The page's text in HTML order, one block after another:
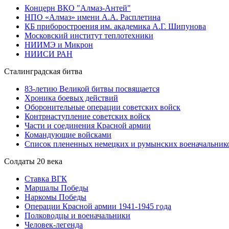
Концерн ВКО "Алмаз-Антей"
НПО «Алмаз» имени А.А. Расплетина
КБ приборостроения им. академика А.Г. Шипунова
Московский институт теплотехники
НИИМЭ и Микрон
НИИСИ РАН
Сталинградская битва
83-летию Великой битвы посвящается
Хроника боевых действий
Оборонительные операции советских войск
Контрнаступление советских войск
Части и соединения Красной армии
Командующие войсками
Список плененных немецких и румынских
Солдаты 20 века
Ставка ВГК
Маршалы Победы
Наркомы Победы
Операции Красной армии 1941-1945 года
Полководцы и военачальники
Человек-легенда